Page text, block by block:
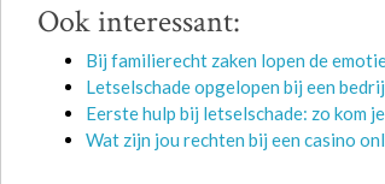
Ook interessant:
Bij familierecht zaken lopen de
Letselschade opgelopen bij een
Eerste hulp bij letselschade: zo kom
Wat zijn jou rechten bij een casino